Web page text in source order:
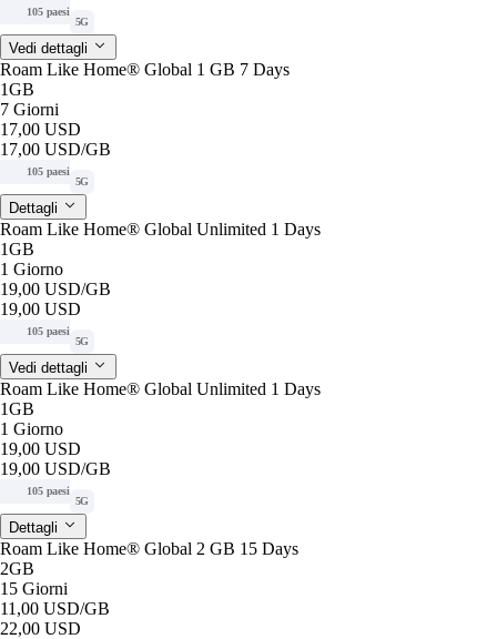
105 paesi
5G
Vedi dettagli
Roam Like Home® Global 1 GB 7 Days
1GB
7 Giorni
17,00 USD
17,00 USD/GB
105 paesi
5G
Dettagli
Roam Like Home® Global Unlimited 1 Days
1GB
1 Giorno
19,00 USD/GB
19,00 USD
105 paesi
5G
Vedi dettagli
Roam Like Home® Global Unlimited 1 Days
1GB
1 Giorno
19,00 USD
19,00 USD/GB
105 paesi
5G
Dettagli
Roam Like Home® Global 2 GB 15 Days
2GB
15 Giorni
11,00 USD/GB
22,00 USD